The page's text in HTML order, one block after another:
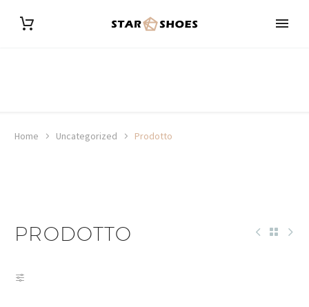
Home Uncategorized Prodotto
PRODOTTO